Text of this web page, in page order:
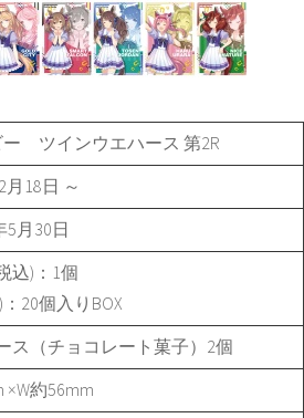
ー ツインウエハース 第2R
月18日 ～
5月30日
込)：1個
20個入りBOX
ス（チョコレート菓子）2個
×W約56mm